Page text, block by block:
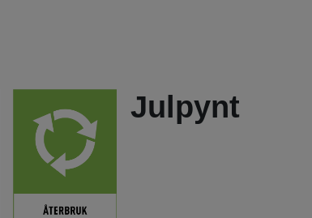
Julpynt